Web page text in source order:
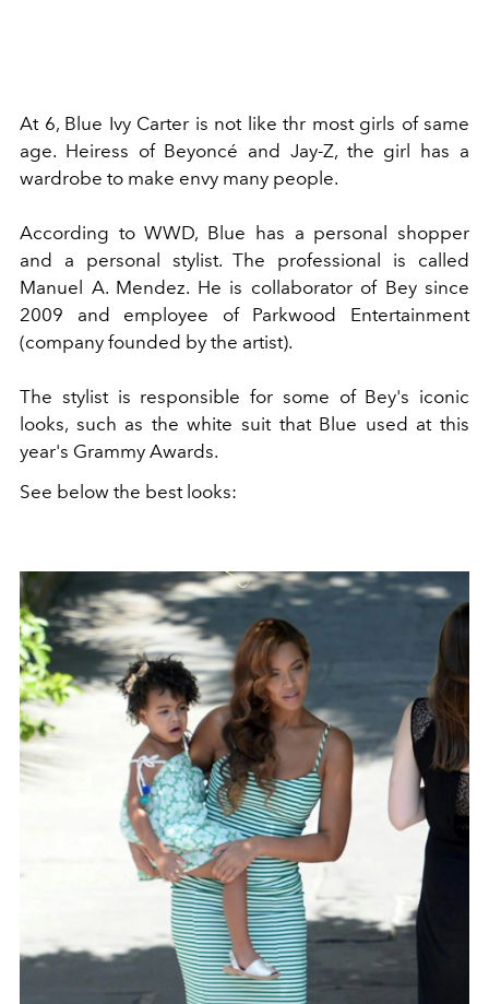
At 6, Blue Ivy Carter is not like thr most girls of same
age. Heiress of Beyoncé and Jay-Z, the girl has a
wardrobe to make envy many people.
According to WWD, Blue has a personal shopper
and a personal stylist. The professional is called
Manuel A. Mendez. He is collaborator of Bey since
2009 and employee of Parkwood Entertainment
(company founded by the artist).
The stylist is responsible for some of Bey's iconic
looks, such as the white suit that Blue used at this
year's Grammy Awards.
See below the best looks: